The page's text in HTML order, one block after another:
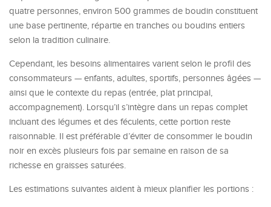
quatre personnes, environ 500 grammes de boudin constituent
une base pertinente, répartie en tranches ou boudins entiers
selon la tradition culinaire.
Cependant, les besoins alimentaires varient selon le profil des
consommateurs — enfants, adultes, sportifs, personnes âgées —
ainsi que le contexte du repas (entrée, plat principal,
accompagnement). Lorsqu’il s’intègre dans un repas complet
incluant des légumes et des féculents, cette portion reste
raisonnable. Il est préférable d’éviter de consommer le boudin
noir en excès plusieurs fois par semaine en raison de sa
richesse en graisses saturées.
Les estimations suivantes aident à mieux planifier les portions :